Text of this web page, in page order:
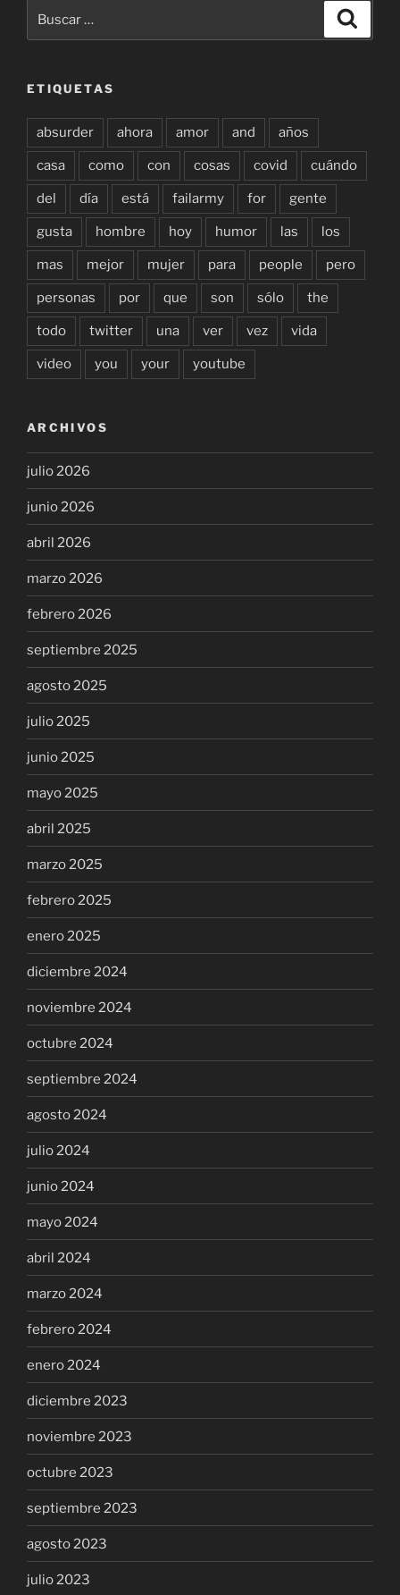
por:
ETIQUETAS
absurder ahora amor and años
casa como con cosas covid cuándo
del día está failarmy for gente
gusta hombre hoy humor las los
mas mejor mujer para people pero
personas por que son sólo the
todo twitter una ver vez vida
video you your youtube
ARCHIVOS
julio 2026
junio 2026
abril 2026
marzo 2026
febrero 2026
septiembre 2025
agosto 2025
julio 2025
junio 2025
mayo 2025
abril 2025
marzo 2025
febrero 2025
enero 2025
diciembre 2024
noviembre 2024
octubre 2024
septiembre 2024
agosto 2024
julio 2024
junio 2024
mayo 2024
abril 2024
marzo 2024
febrero 2024
enero 2024
diciembre 2023
noviembre 2023
octubre 2023
septiembre 2023
agosto 2023
julio 2023